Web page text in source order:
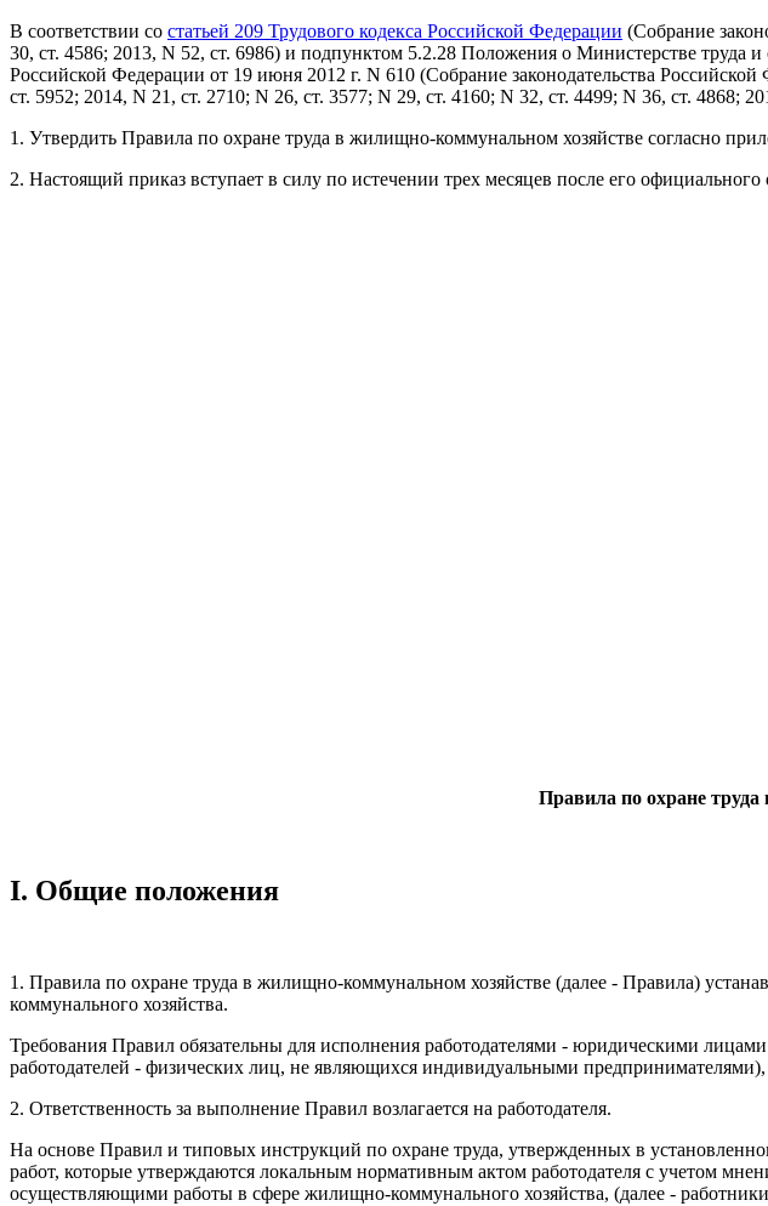
В соответствии со статьей 209 Трудового кодекса Российской Федерации (Собрание
30, ст. 4586; 2013, N 52, ст. 6986) и подпунктом 5.2.28 Положения о Министерстве
Российской Федерации от 19 июня 2012 г. N 610 (Собрание законодательства
ст. 5952; 2014, N 21, ст. 2710; N 26, ст. 3577; N 29, ст. 4160; N 32, ст. 4499; N 36, ст. 4868;
1. Утвердить Правила по охране труда в жилищно-коммунальном хозяйстве согласно
2. Настоящий приказ вступает в силу по истечении трех месяцев после его официального
Правила по охране
I. Общие положения
1. Правила по охране труда в жилищно-коммунальном хозяйстве (далее - Правила)
коммунального хозяйства.
Требования Правил обязательны для исполнения работодателями - юридическими
работодателей - физических лиц, не являющихся индивидуальными
2. Ответственность за выполнение Правил возлагается на работодателя.
На основе Правил и типовых инструкций по охране труда, утвержденных в
работ, которые утверждаются локальным нормативным актом работодателя с учетом
осуществляющими работы в сфере жилищно-коммунального хозяйства, (далее -